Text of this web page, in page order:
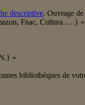
descriptive. Ouvrage
Fnac, Cultura ….} »
»
bibliothèques de